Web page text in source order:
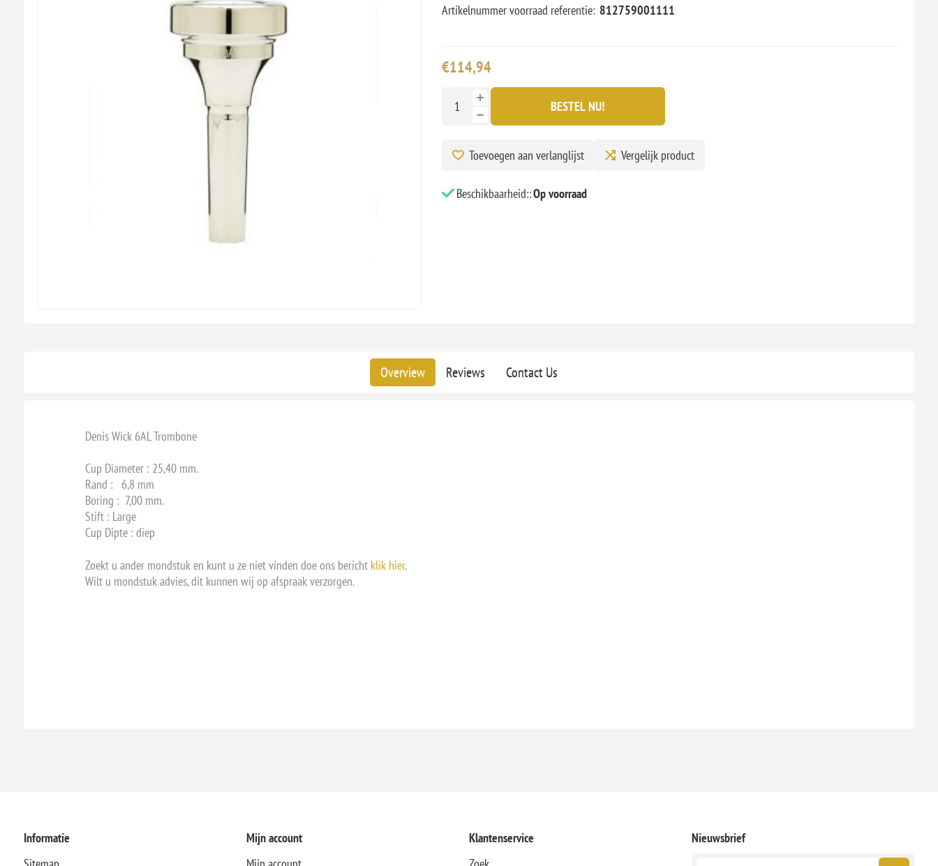
Artikelnummer voorraad referentie: 812759001111
€114,94
BESTEL NU!
Toevoegen aan verlanglijst Vergelijk product
Beschikbaarheid::Op voorraad
Overview Reviews Contact Us
Denis Wick 6AL Trombone
Cup Diameter : 25,40 mm.
Rand : 6,8 mm
Boring : 7,00 mm.
Stift : Large
Cup Dipte : diep
Zoekt u ander mondstuk en kunt u ze niet vinden doe ons bericht klik hier.
Wilt u mondstuk advies, dit kunnen wij op afspraak verzorgen.
Informatie
Mijn account
Klantenservice
Nieuwsbrief